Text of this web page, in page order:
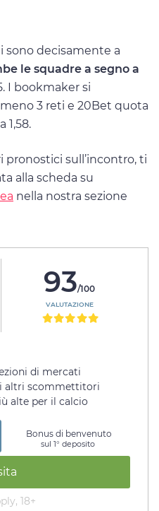
sono decisamente a
le squadre a segno a
I bookmaker si
3 reti e 20Bet quota
1,58.
sull’incontro, ti
alla scheda su
nella nostra sezione
93/100
VALUTAZIONE
di mercati
altri scommettitori
alte per il calcio
Bonus di benvenuto
sul 1° deposito
18+